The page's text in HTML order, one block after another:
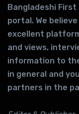
Bangladeshi First
portal. We
excellent
and views,
information to
in general and
partners in the